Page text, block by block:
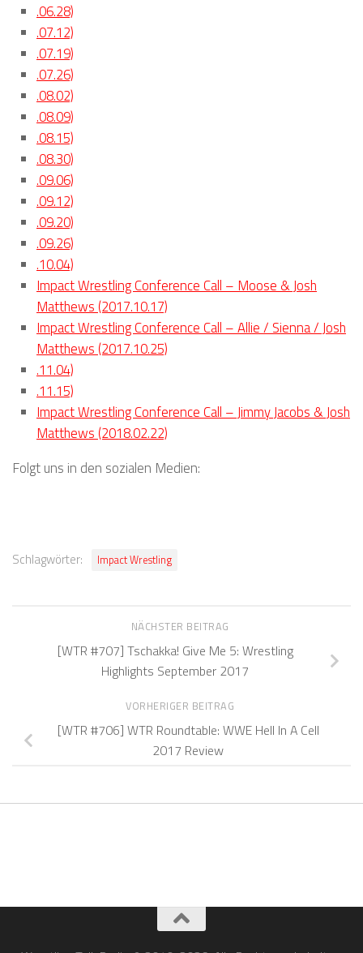
.06.28)
.07.12)
.07.19)
.07.26)
.08.02)
.08.09)
.08.15)
.08.30)
.09.06)
.09.12)
.09.20)
.09.26)
.10.04)
Impact Wrestling Conference Call – Moose & Josh
Matthews (2017.10.17)
Impact Wrestling Conference Call – Allie / Sienna / Josh
Matthews (2017.10.25)
.11.04)
.11.15)
Impact Wrestling Conference Call – Jimmy Jacobs & Josh
Matthews (2018.02.22)
Folgt uns in den sozialen Medien:
Schlagwörter: Impact Wrestling
NÄCHSTER BEITRAG
[WTR #707] Tschakka! Give Me 5: Wrestling
Highlights September 2017
VORHERIGER BEITRAG
[WTR #706] WTR Roundtable: WWE Hell In A Cell
2017 Review